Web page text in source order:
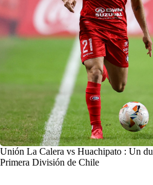
Unión La Calera vs Huachipato : Un
Primera División de Chile